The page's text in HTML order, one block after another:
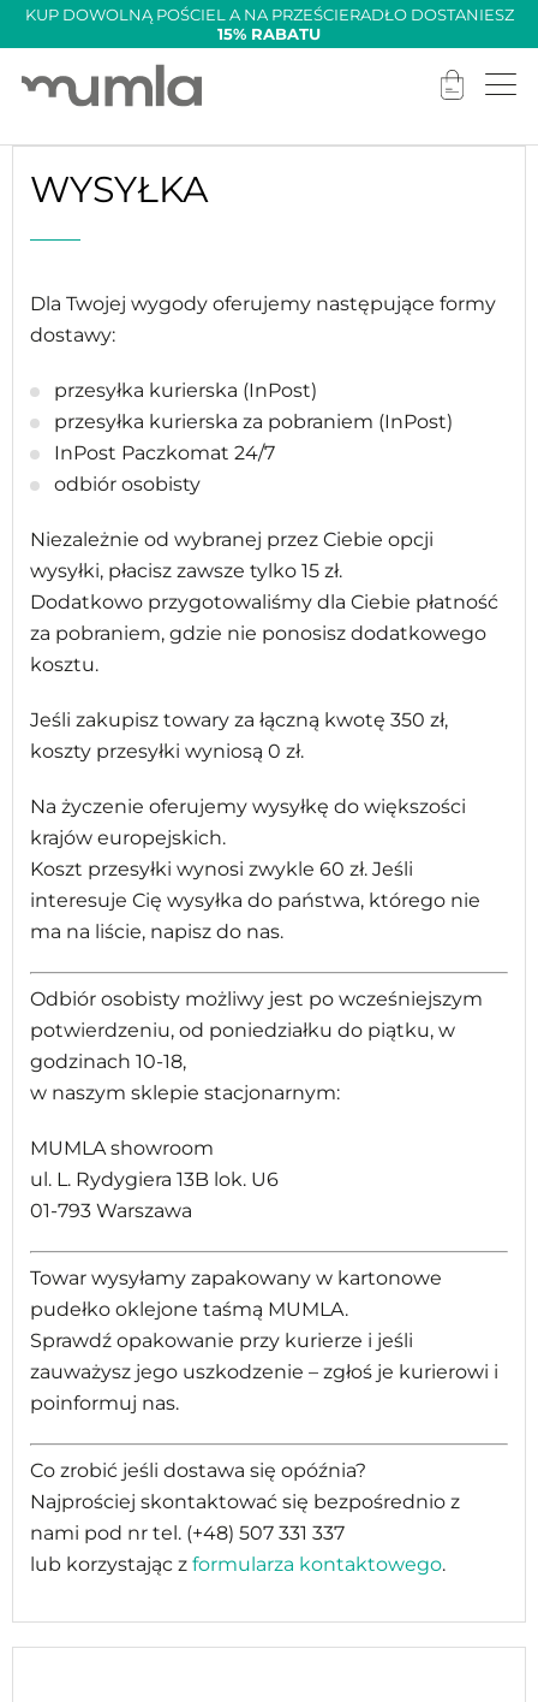
KUP DOWOLNĄ POŚCIEL A NA PRZEŚCIERADŁO DOSTANIESZ
15% RABATU
WYSYŁKA
Dla Twojej wygody oferujemy następujące formy
dostawy:
przesyłka kurierska (InPost)
przesyłka kurierska za pobraniem (InPost)
InPost Paczkomat 24/7
odbiór osobisty
Niezależnie od wybranej przez Ciebie opcji
wysyłki, płacisz zawsze tylko 15 zł.
Dodatkowo przygotowaliśmy dla Ciebie płatność
za pobraniem, gdzie nie ponosisz dodatkowego
kosztu.
Jeśli zakupisz towary za łączną kwotę 350 zł,
koszty przesyłki wyniosą 0 zł.
Na życzenie oferujemy wysyłkę do większości
krajów europejskich.
Koszt przesyłki wynosi zwykle 60 zł. Jeśli
interesuje Cię wysyłka do państwa, którego nie
ma na liście, napisz do nas.
Odbiór osobisty możliwy jest po wcześniejszym
potwierdzeniu, od poniedziałku do piątku, w
godzinach 10-18,
w naszym sklepie stacjonarnym:
MUMLA showroom
ul. L. Rydygiera 13B lok. U6
01-793 Warszawa
Towar wysyłamy zapakowany w kartonowe
pudełko oklejone taśmą MUMLA.
Sprawdź opakowanie przy kurierze i jeśli
zauważysz jego uszkodzenie – zgłoś je kurierowi i
poinformuj nas.
Co zrobić jeśli dostawa się opóźnia?
Najprościej skontaktować się bezpośrednio z
nami pod nr tel. (+48) 507 331 337
lub korzystając zformularza kontaktowego.